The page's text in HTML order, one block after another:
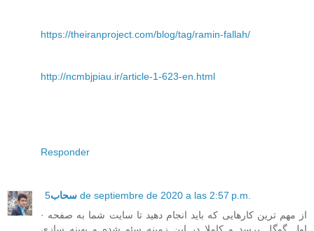
https://theiranproject.com/blog/tag/ramin-fallah/
http://ncmbjpiau.ir/article-1-623-en.html
Responder
سحاب 5 de septiembre de 2020 a las 2:57 p.m.
· از مهم ترین کارهایی که باید انجام دهید تا سایت شما به صفحه